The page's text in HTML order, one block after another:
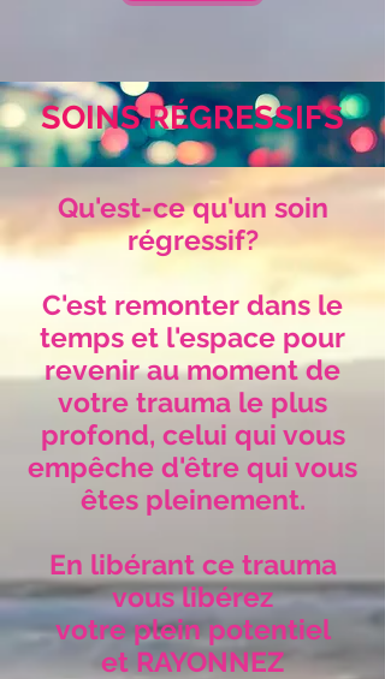
SOINS RÉGRESSIFS
Qu'est-ce qu'un soin
régressif?
C'est remonter dans le
temps et l'espace pour
revenir au moment de
votre trauma le plus
profond, celui qui vous
empêche d'être qui vous
êtes pleinement.
En libérant ce trauma
vous libérez
votre plein potentiel
et RAYONNEZ